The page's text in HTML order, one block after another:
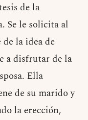
de la
Se le solicita al
la idea de
a disfrutar de la
Ella
de su marido y
la erección,